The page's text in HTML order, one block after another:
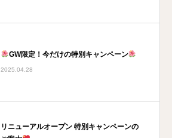
GW限定！今だけの特別キャンペーン
2025.04.28
リニューアルオープン 特別キャンペーンの